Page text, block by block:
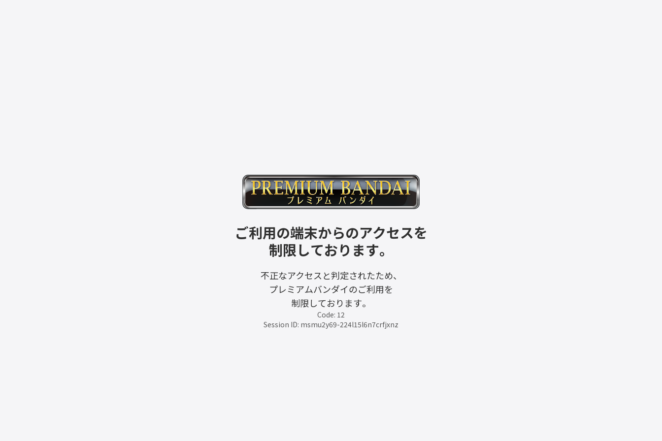
ご利用の端末からのアクセスを
制限しております。
不正なアクセスと判定されたため、
プレミアムバンダイのご利用を
制限しております。
Code: 12
Session ID: msmu2y69-224l15l6n7crfjxnz